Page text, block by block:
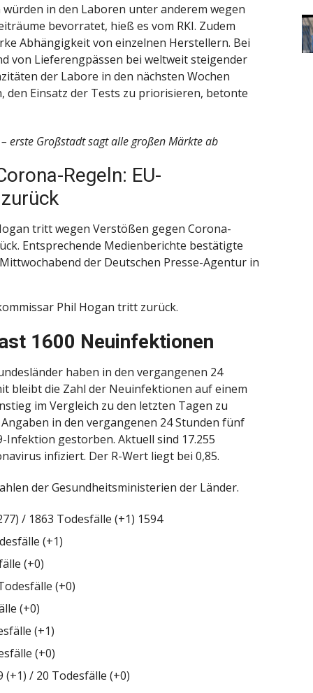
in den Laboren unter anderem wegen
bevorratet, hieß es vom RKI. Zudem
Abhängigkeit von einzelnen Herstellern. Bei
von Lieferengpässen bei weltweit steigender
der Labore in den nächsten Wochen
den Einsatz der Tests zu priorisieren, betonte
erste Großstadt sagt alle großen Märkte ab
Regeln: EU-
tritt wegen Verstößen gegen Corona-
Entsprechende Medienberichte bestätigte
der Deutschen Presse-Agentur in
Phil Hogan tritt zurück.
1600 Neuinfektionen
haben in den vergangenen 24
bleibt die Zahl der Neuinfektionen auf einem
im Vergleich zu den letzten Tagen zu
in den vergangenen 24 Stunden fünf
Infektion gestorben. Aktuell sind 17.255
infiziert. Der R-Wert liegt bei 0,85.
der Gesundheitsministerien der Länder.
/ 1863 Todesfälle (+1) 1594
(+1)
(+0)
(+0)
(+0)
(+1)
(+0)
/ 20 Todesfälle (+0)